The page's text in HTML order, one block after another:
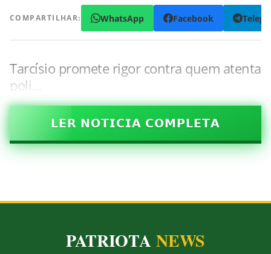
COMPARTILHAR: WhatsApp Facebook
Tarcísio promete rigor contra quem atenta
poli…
𝗟𝗘𝗥 𝗡𝗢𝗧𝗜𝗖𝗜𝗔 𝗖𝗢𝗠𝗣𝗟𝗘𝗧𝗔
PATRIOTANEWS